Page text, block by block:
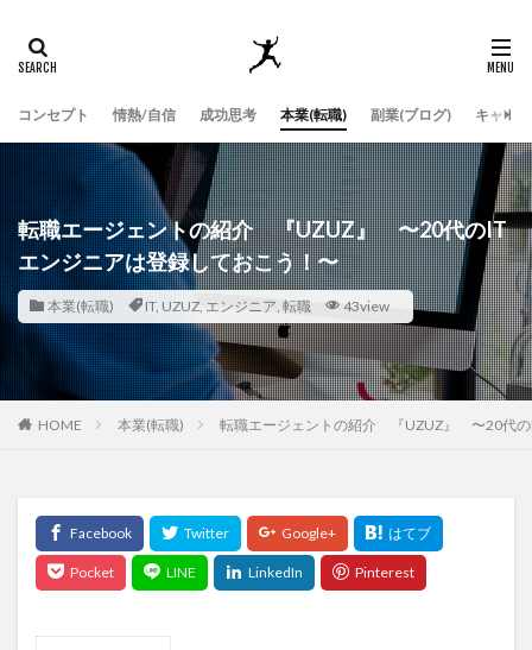
コンセプト 情熱/自信 成功思考 本業(転職) 副業(ブログ) キャッ
転職エージェントの紹介 『UZUZ』 〜20代のIT
エンジニアは登録しておこう！〜
本業(転職) IT, UZUZ, エンジニア, 転職 43view
HOME 本業(転職) 転職エージェントの紹介 『UZUZ』 〜20代の